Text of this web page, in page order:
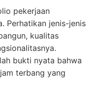
pekerjaan
Perhatikan jenis-jenis
kualitas
bukti nyata bahwa
terbang yang